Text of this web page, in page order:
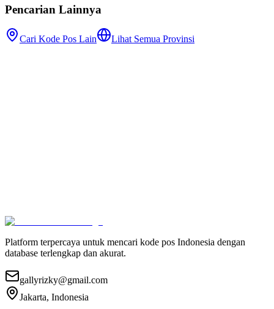
Pencarian Lainnya
Cari Kode Pos Lain Lihat Semua Provinsi
Platform terpercaya untuk mencari kode pos Indonesia dengan
database terlengkap dan akurat.
gallyrizky@gmail.com
Jakarta, Indonesia